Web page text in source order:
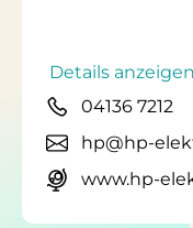
Details anzeigen
04136 7212
hp@hp-
www.hp-